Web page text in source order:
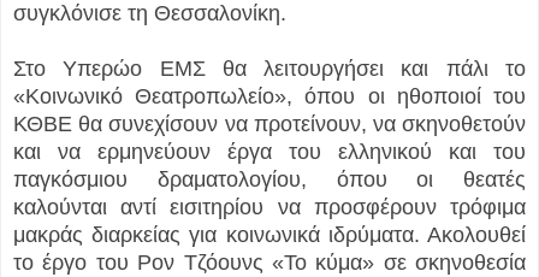
συγκλόνισε τη Θεσσαλονίκη.
Στο Υπερώο ΕΜΣ θα λειτουργήσει και πάλι το
«Κοινωνικό Θεατροπωλείο», όπου οι ηθοποιοί του
ΚΘΒΕ θα συνεχίσουν να προτείνουν, να σκηνοθετούν
και να ερμηνεύουν έργα του ελληνικού και του
παγκόσμιου δραματολογίου, όπου οι θεατές
καλούνται αντί εισιτηρίου να προσφέρουν τρόφιμα
μακράς διαρκείας για κοινωνικά ιδρύματα. Ακολουθεί
το έργο του Ρον Τζόουνς «Το κύμα» σε σκηνοθεσία